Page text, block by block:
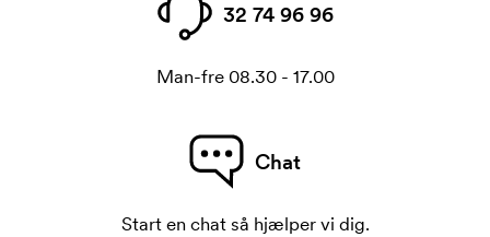
32 74 96 96
Man-fre 08.30 - 17.00
Chat
Start en chat så hjælper vi dig.